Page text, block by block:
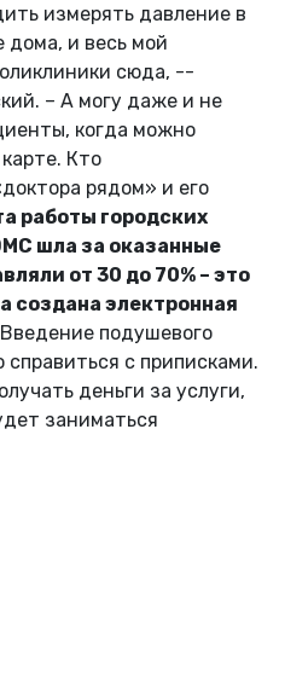
измерять давление в
дома, и весь мой
сюда, --
– А могу даже и не
когда можно
Кто
рядом» и его
работы городских
шла за оказанные
от 30 до 70% – это
создана электронная
Введение подушевого
с приписками.
деньги за услуги,
заниматься